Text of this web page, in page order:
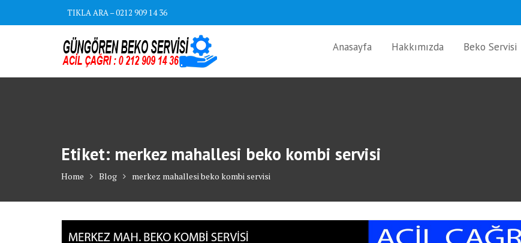
TIKLA ARA – 0212 909 14 36
Anasayfa Hakkımızda Beko Servisi
Etiket: merkez mahallesi beko kombi servisi
Home Blog merkez mahallesi beko kombi servisi